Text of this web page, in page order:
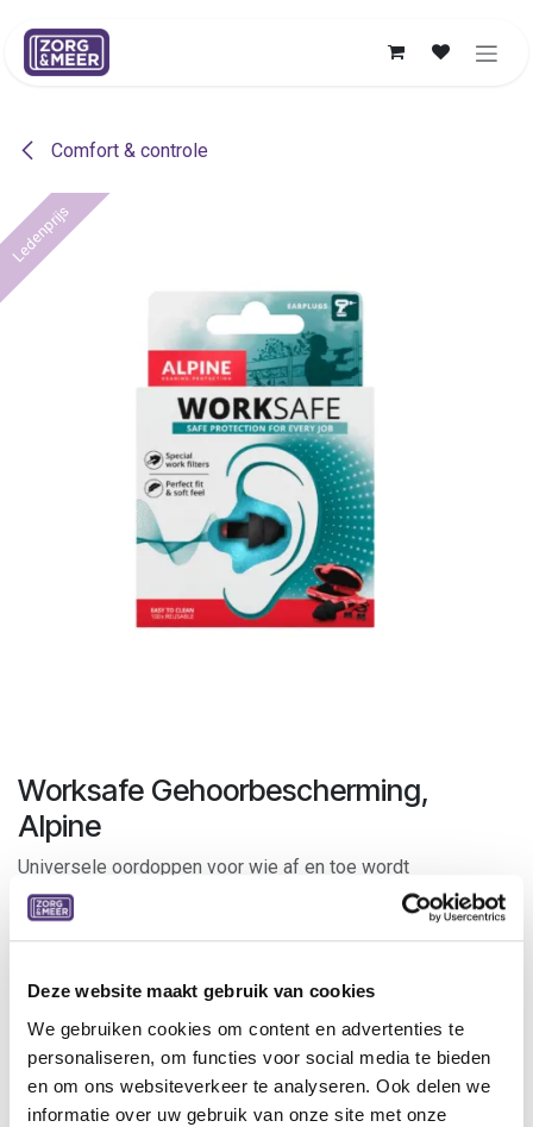
Deze website maakt gebruik van cookies
We gebruiken cookies om content en advertenties te
personaliseren, om functies voor social media te bieden
en om ons websiteverkeer te analyseren. Ook delen we
informatie over uw gebruik van onze site met onze
Comfort & controle
Ledenprijs
Worksafe Gehoorbescherming,
Alpine
Universele oordoppen voor wie af en toe wordt
blootgesteld aan schadelijk machinelawaai.
De filters hebben een dempingswaarde van 23 dB en
oordoppen wordt een draagkoord geleverd waarmee je de
De oordoppen zijn gemaakt van antiallergisch materiaal. Het
AlpineThermoShape materiaal zorgt voor een optimaal